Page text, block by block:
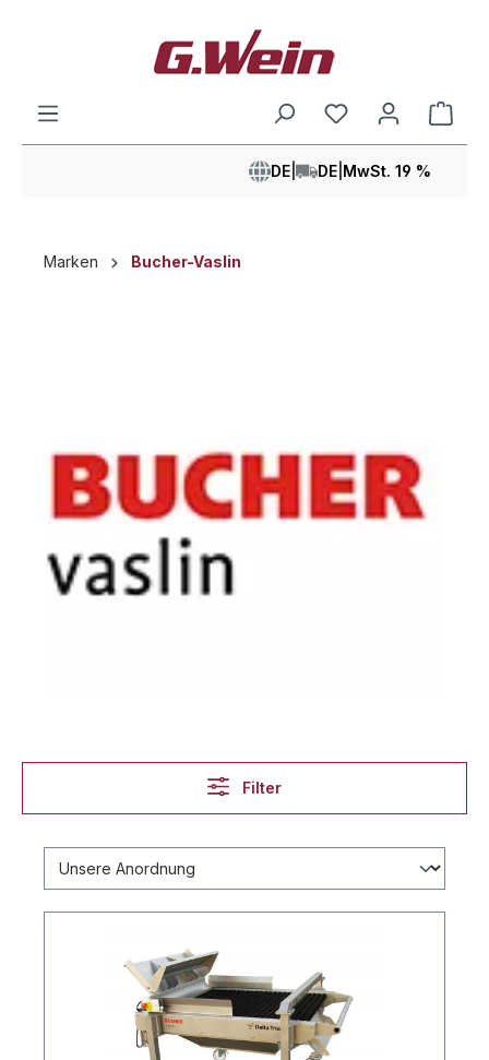
DE DE MwSt. 19 %
Marken Bucher-Vaslin
Filter